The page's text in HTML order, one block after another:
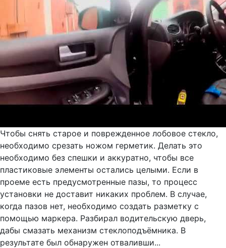
Чтобы снять старое и поврежденное лобовое стекло,
необходимо срезать ножом герметик. Делать это
необходимо без спешки и аккуратно, чтобы все
пластиковые элементы остались целыми. Если в
проеме есть предусмотренные пазы, то процесс
установки не доставит никаких проблем. В случае,
когда пазов нет, необходимо создать разметку с
помощью маркера. Разбирал водительскую дверь,
дабы смазать механизм стеклоподъёмника. В
результате был обнаружен отваливши...